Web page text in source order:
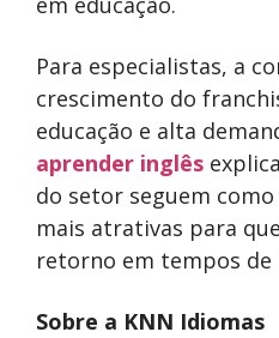
Para especialistas, a
crescimento do
educação e alta
aprender inglês
do setor seguem
mais atrativas para
retorno em tempos de
Sobre a KNN Idiomas